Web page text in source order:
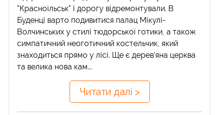
"Красноїльськ" і дорогу відремонтували. В
Буденці варто подивитися палац Мікулі-
Волчинських у стилі тюдорської готики, а також
симпатичний неоготичний костельчик, який
знаходиться прямо у лісі. Ще є дерев'яна церква
та велика нова кам...
Читати далі >